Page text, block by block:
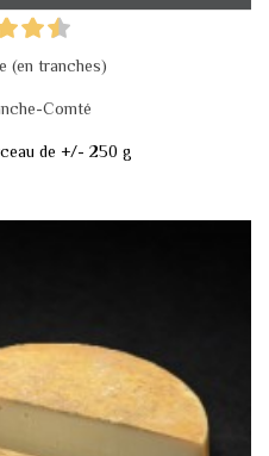
(en tranches)
Comté
de +/- 250 g